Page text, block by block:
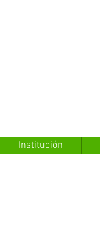
Institución